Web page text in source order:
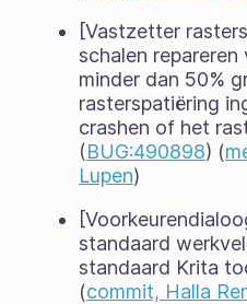
[Vastzetter
schalen
minder dan 50%
rasterspatiëring
crashen of het
(BUG:490898) (
Lupen)
standaard
standaard Krita
(commit, Halla